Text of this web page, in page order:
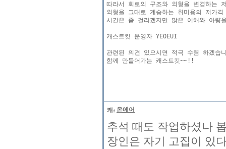
따라서 회로의 구조와 외형을 변경하는
외형을 그대로 계승하는 취미용의 저가
시간은 좀 걸리겠지만 많은 이해와 아량
캐스트킷 운영자 YEOEUI
관련된 의견 있으시면 적극 수렴 하겠
함께 만들어가는 캐스트킷~~!!
온에어
추석 때도 작업하셨나
장인은 자기 고집이 있